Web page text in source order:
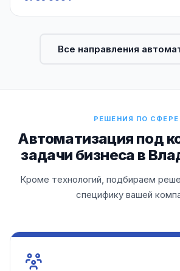
Все направления
РЕШЕНИЯ ПО СФЕРЕ
Автоматизация под
задачи бизнеса в
Кроме технологий, подбираем
специфику вашей